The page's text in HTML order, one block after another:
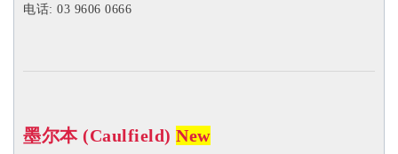
电话: 03 9606 0666
墨尔本 (Caulfield) New